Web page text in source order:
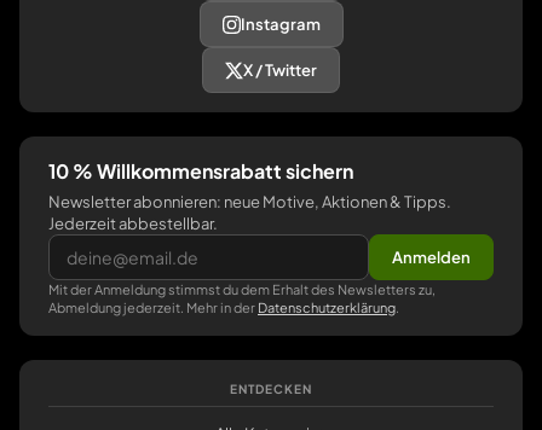
Instagram
X / Twitter
10 % Willkommensrabatt sichern
Newsletter abonnieren: neue Motive, Aktionen & Tipps.
Jederzeit abbestellbar.
Anmelden
Mit der Anmeldung stimmst du dem Erhalt des Newsletters zu,
Abmeldung jederzeit. Mehr in der Datenschutzerklärung
ENTDECKEN